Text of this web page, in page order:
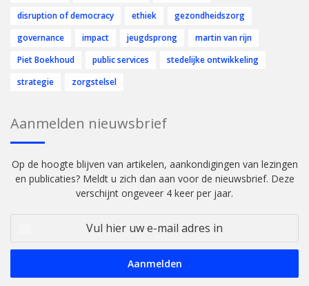
disruption of democracy
ethiek
gezondheidszorg
governance
impact jeugdsprong
martin van rijn
Piet Boekhoud
public services
stedelijke ontwikkeling
strategie
zorgstelsel
Aanmelden nieuwsbrief
Op de hoogte blijven van artikelen, aankondigingen van lezingen
en publicaties? Meldt u zich dan aan voor de nieuwsbrief. Deze
verschijnt ongeveer 4 keer per jaar.
uw
mail